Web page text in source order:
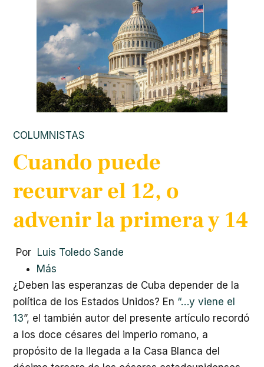
COLUMNISTAS
Cuando puede
recurvar el 12, o
advenir la primera y 14
Por Luis Toledo Sande
Más
¿Deben las esperanzas de Cuba depender de la
política de los Estados Unidos? En “…y viene el
13”, el también autor del presente artículo recordó
a los doce césares del imperio romano, a
propósito de la llegada a la Casa Blanca del